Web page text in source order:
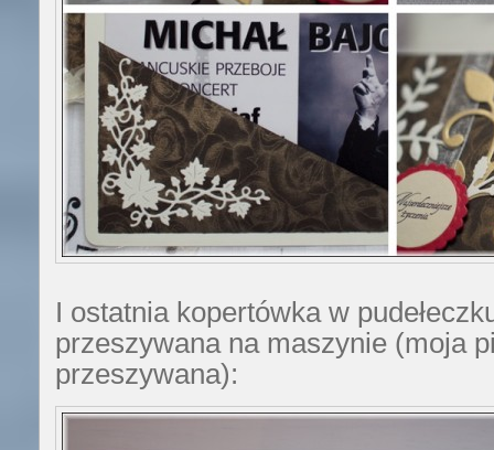
I ostatnia kopertówka w
przeszywana na maszynie (moja
przeszywana):